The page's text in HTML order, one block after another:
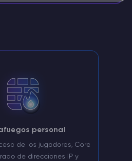
personal
de los jugadores, Core
de direcciones IP y